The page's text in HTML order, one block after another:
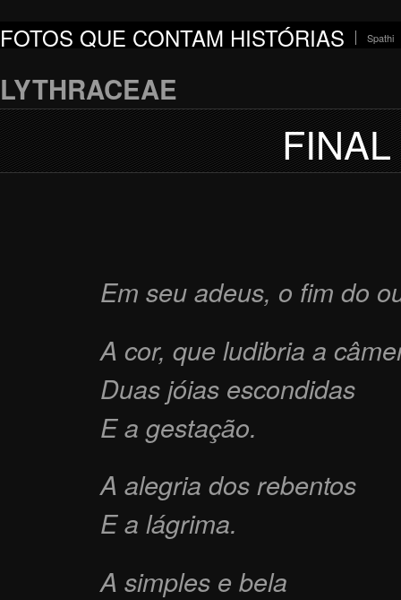
FOTOS QUE CONTAM HISTÓRIAS Spathi
LYTHRACEAE
Em seu adeus, o fim do
A cor, que ludibria a
Duas jóias escondidas
E a gestação.
A alegria dos rebentos
E a lágrima.
A simples e bela